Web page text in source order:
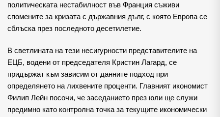
политическата нестабилност във Франция съживи
спомените за кризата с държавния дълг, с която Европа се
сблъска през последното десетилетие.
В светлината на тези несигурности представителите на
ЕЦБ, водени от председателя Кристин Лагард, се
придържат към зависим от данните подход при
определянето на лихвените проценти. Главният икономист
Филип Лейн посочи, че заседанието през юли ще служи
предимно като контролна точка за текущите икономически